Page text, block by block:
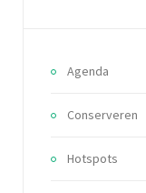
Agenda
Conserveren
Hotspots